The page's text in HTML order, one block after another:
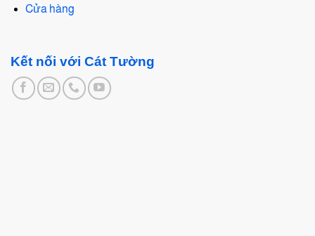
Cửa hàng
Kết nối với Cát Tường